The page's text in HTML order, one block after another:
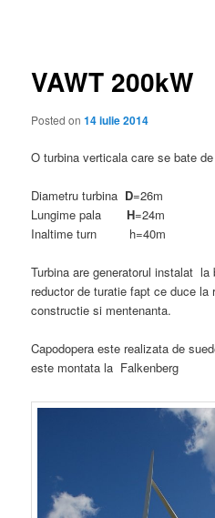
VAWT 200kW
Posted on14 iulie 2014
O turbina verticala care se bate
Diametru turbina D=26m
Lungime palaH=24m
Inaltime turn h=40m
Turbina are generatorul instalat
reductor de turatie fapt ce duce la
constructie si mentenanta.
Capodopera este realizata de
este montata la Falkenberg